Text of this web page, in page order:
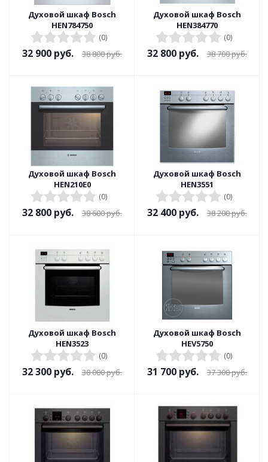
Духовой шкаф Bosch
HEN784750
(0)
32 900 руб. 38 800руб.
Духовой шкаф Bosch
HEN384770
(0)
32 800 руб. 38 700руб.
Духовой шкаф Bosch
HEN210E0
(0)
32 800 руб. 38 600руб.
Духовой шкаф Bosch
HEN3551
(0)
32 400 руб. 38 200руб.
Духовой шкаф Bosch
HEN3523
(0)
32 300 руб. 38 000руб.
Духовой шкаф Bosch
HEV5750
(0)
31 700 руб. 37 300руб.